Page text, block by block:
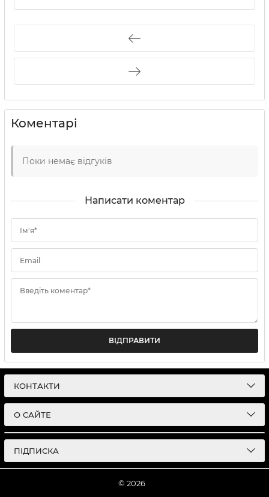
Коментарі
Поки немає відгуків
Написати коментар
Ім'я*
Email
Введіть коментар*
ВІДПРАВИТИ
КОНТАКТИ
О САЙТЕ
ПІДПИСКА
© 2026